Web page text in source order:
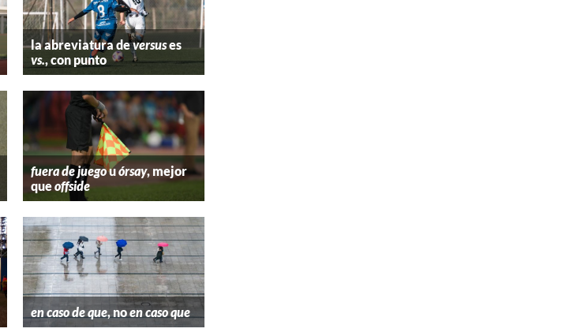
la abreviatura deversuses
vs., con punto
fuera de juegouórsay, mejor
queoffside
en caso de que, noen caso que